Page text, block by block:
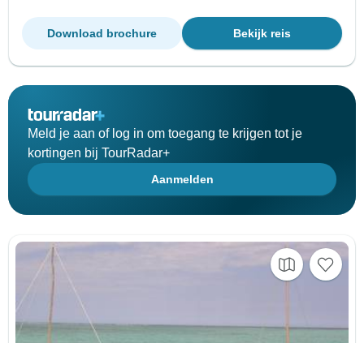
Bekijk reis
Download brochure
Meld je aan of log in om toegang te krijgen tot je
kortingen bij TourRadar+
Aanmelden